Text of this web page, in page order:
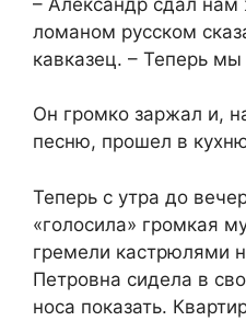
ломаном русском
кавказец. – Теперь
Он громко заржал и,
песню, прошел в
Теперь с утра до
«голосила» громкая
гремели кастрюлями
Петровна сидела в
носа показать.